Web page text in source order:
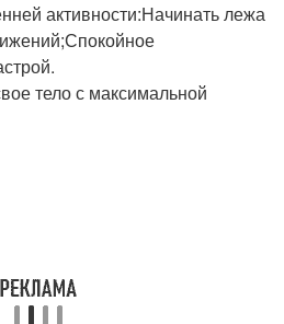
активности:Начинать лежа
тело с максимальной